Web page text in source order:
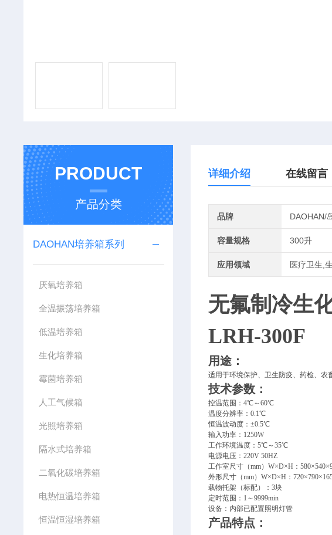
PRODUCT
产品分类
DAOHAN培养箱系列
厌氧培养箱
全温振荡培养箱
低温培养箱
生化培养箱
霉菌培养箱
人工气候箱
光照培养箱
隔水式培养箱
二氧化碳培养箱
电热恒温培养箱
恒温恒湿培养箱
详细介绍 在线留言
品牌 DAOHAN/
容量规格 300升
应用领域 医疗卫生,
无氟制冷生
LRH-300F
用途：
适用于环境保护、卫生防疫、药检、农
技术参数：
控温范围：4℃～60℃
温度分辨率：0.1℃
恒温波动度：±0.5℃
输入功率：1250W
工作环境温度：5℃～35℃
电源电压：220V 50HZ
工作室尺寸（mm）W×D×H：
外形尺寸（mm）W×D×H：
载物托架（标配）：3块
定时范围：1～9999min
设备：内部已配置照明灯管
产品特点：